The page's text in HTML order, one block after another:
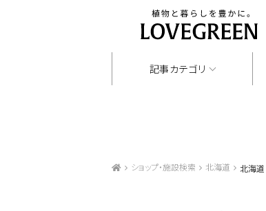
記事カテゴリ
ショップ・施設検索 北海道 北海